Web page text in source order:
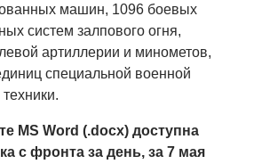
машин, 1096 боевых
систем залпового огня,
артиллерии и минометов,
специальной военной
MS Word (.docx) доступна
с фронта за день, за 7 мая